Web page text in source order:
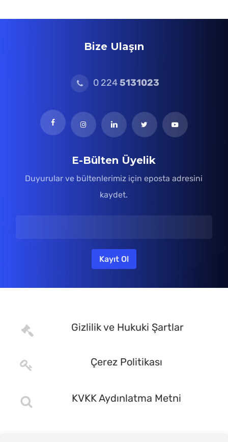
Bize Ulaşın
0 2245131023
E-Bülten Üyelik
Duyurular ve bültenlerimiz için eposta adresini
kaydet.
Gizlilik ve Hukuki Şartlar
Çerez Politikası
KVKK Aydınlatma Metni